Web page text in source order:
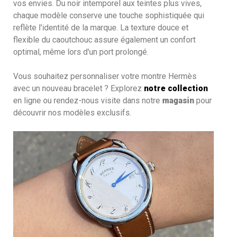
vos envies. Du noir intemporel aux teintes plus vives,
chaque modèle conserve une touche sophistiquée qui
reflète l'identité de la marque. La texture douce et
flexible du caoutchouc assure également un confort
optimal, même lors d'un port prolongé.
Vous souhaitez personnaliser votre montre Hermès
avec un nouveau bracelet ? Explorez notre collection
en ligne ou rendez-nous visite dans notre magasin pour
découvrir nos modèles exclusifs.